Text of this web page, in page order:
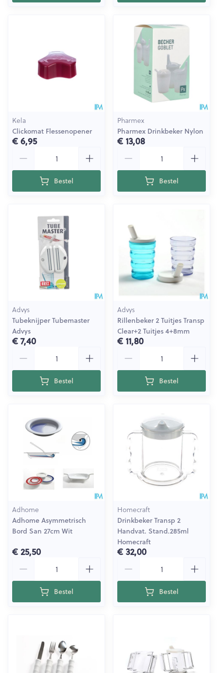
Kela
Clickomat Flessenopener
€ 6,95
Bestel
Pharmex
Pharmex Drinkbeker Nylon
€ 13,08
Bestel
Advys
Tubeknijper Tubemaster
Advys
€ 7,40
Bestel
Advys
Rillenbeker 2 Tuitjes Transp
Clear+2 Tuitjes 4+8mm
€ 11,80
Bestel
Adhome
Adhome Asymmetrisch
Bord San 27cm Wit
€ 25,50
Bestel
Homecraft
Drinkbeker Transp 2
Handvat. Stand.285ml
Homecraft
€ 32,00
Bestel